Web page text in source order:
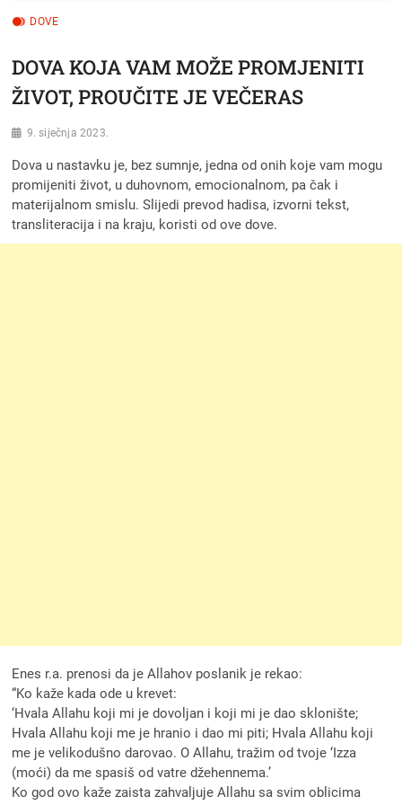
DOVE
DOVA KOJA VAM MOŽE PROMJENITI
ŽIVOT, PROUČITE JE VEČERAS
9. siječnja 2023.
Dova u nastavku je, bez sumnje, jedna od onih koje vam mogu
promijeniti život, u duhovnom, emocionalnom, pa čak i
materijalnom smislu. Slijedi prevod hadisa, izvorni tekst,
transliteracija i na kraju, koristi od ove dove.
Enes r.a. prenosi da je Allahov poslanik je rekao:
“Ko kaže kada ode u krevet:
‘Hvala Allahu koji mi je dovoljan i koji mi je dao sklonište;
Hvala Allahu koji me je hranio i dao mi piti; Hvala Allahu koji
me je velikodušno darovao. O Allahu, tražim od tvoje ‘Izza
(moći) da me spasiš od vatre džehennema.’
Ko god ovo kaže zaista zahvaljuje Allahu sa svim oblicima